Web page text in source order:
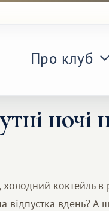
Про клуб
ночі
коктейль в
відпустка вдень?